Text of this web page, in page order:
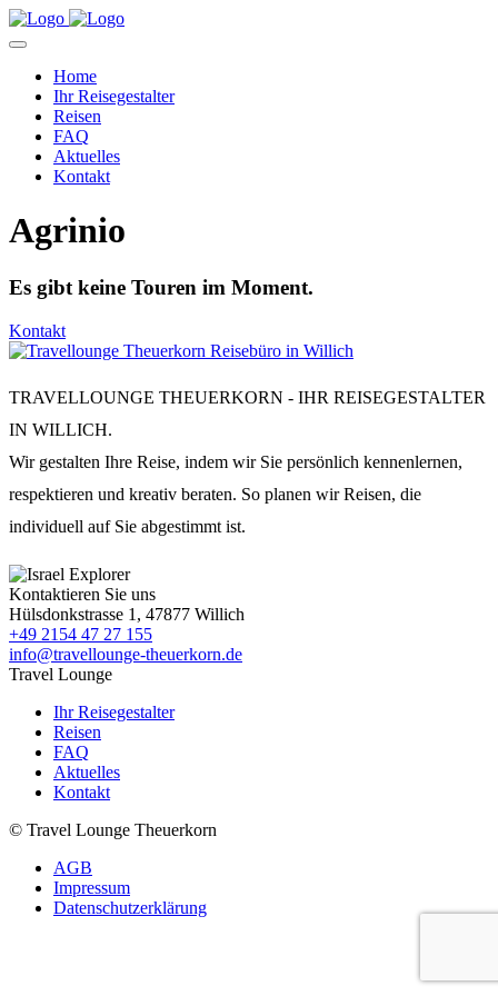
Home
Ihr Reisegestalter
Reisen
FAQ
Aktuelles
Kontakt
Agrinio
Es gibt keine Touren im Moment.
Kontakt
TRAVELLOUNGE THEUERKORN - IHR REISEGESTALTER
IN WILLICH.
Wir gestalten Ihre Reise, indem wir Sie persönlich kennenlernen,
respektieren und kreativ beraten. So planen wir Reisen, die
individuell auf Sie abgestimmt ist.
Kontaktieren Sie uns
Hülsdonkstrasse 1, 47877 Willich
+49 2154 47 27 155
info@travellounge-theuerkorn.de
Travel Lounge
Ihr Reisegestalter
Reisen
FAQ
Aktuelles
Kontakt
© Travel Lounge Theuerkorn
AGB
Impressum
Datenschutzerklärung